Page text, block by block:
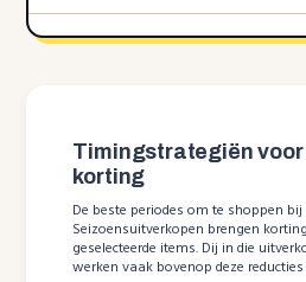
Timingstrategiën
korting
De beste periodes om te shoppen
Seizoensuitverkopen brengen
geselecteerde items. Dij in die
werken vaak bovenop deze